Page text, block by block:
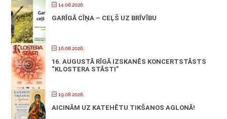
14.08.2026.
GARĪGĀ CĪŅA – CEĻŠ UZ BRĪVĪBU
16.08.2026.
16. AUGUSTĀ RĪGĀ IZSKANĒS KONCERTSTĀSTS
“KLOSTERA STĀSTI”
19.08.2026.
AICINĀM UZ KATEHĒTU TIKŠANOS AGLONĀ!